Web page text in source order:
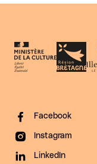
Facebook
Instagram
LinkedIn